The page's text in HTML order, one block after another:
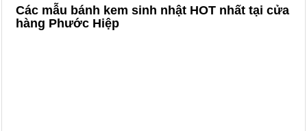
Các mẫu bánh kem sinh nhật HOT nhất tại cửa
hàng Phước Hiệp